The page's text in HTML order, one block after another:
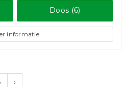
Doos (6)
informatie
›